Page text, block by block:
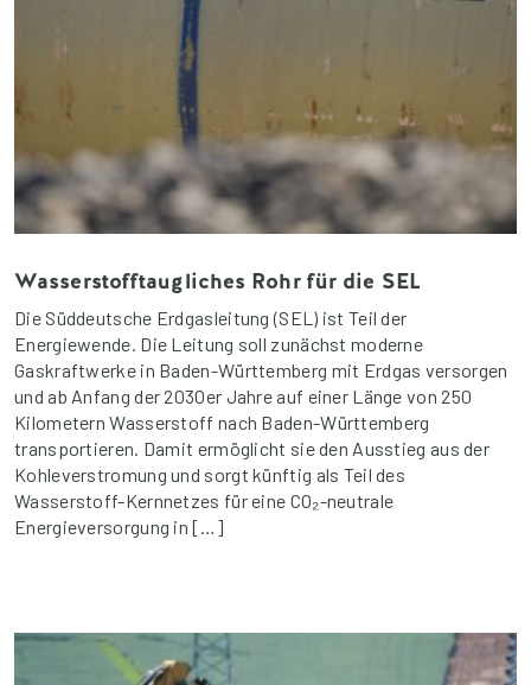
Wasserstofftaugliches Rohr für die SEL
Die Süddeutsche Erdgasleitung (SEL) ist Teil der
Energiewende. Die Leitung soll zunächst moderne
Gaskraftwerke in Baden-Württemberg mit Erdgas versorgen
und ab Anfang der 2030er Jahre auf einer Länge von 250
Kilometern Wasserstoff nach Baden-Württemberg
transportieren. Damit ermöglicht sie den Ausstieg aus der
Kohleverstromung und sorgt künftig als Teil des
Wasserstoff-Kernnetzes für eine CO₂-neutrale
Energieversorgung in […]